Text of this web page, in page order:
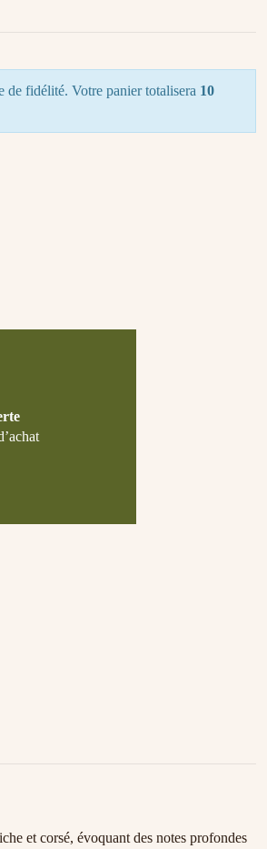
de fidélité. Votre panier totalisera 10
et corsé, évoquant des notes profondes